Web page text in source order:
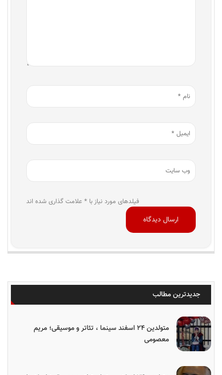
فیلدهای مورد نیاز با * علامت گذاری شده اند
جدیدترین مطالب
متولدین ۲۴ اسفند سینما ، تئاتر و موسیقی؛ مریم
معصومی